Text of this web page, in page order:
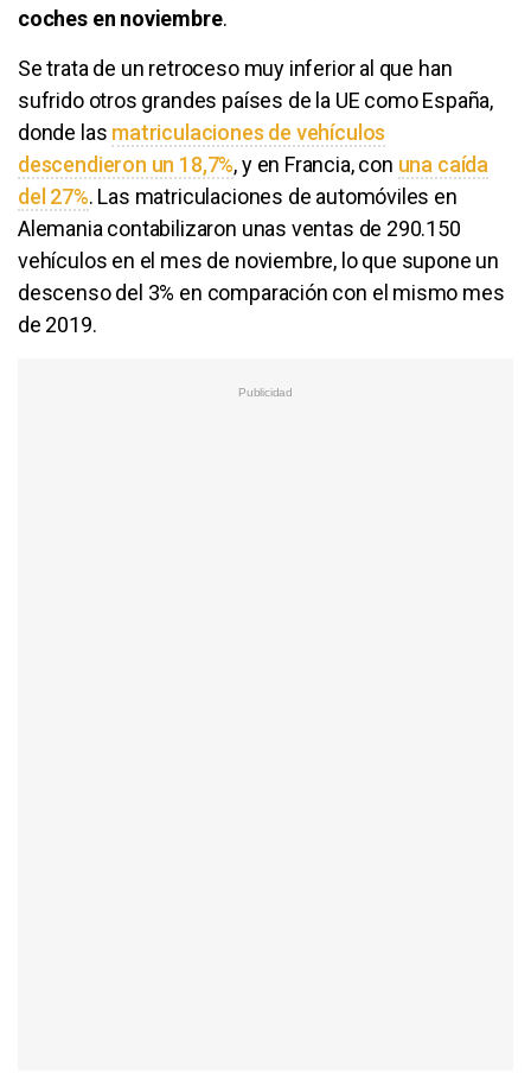
coches en noviembre.
Se trata de un retroceso muy inferior al que han
sufrido otros grandes países de la UE como España,
donde las matriculaciones de vehículos
descendieron un 18,7%, y en Francia, con una caída
del 27%. Las matriculaciones de automóviles en
Alemania contabilizaron unas ventas de 290.150
vehículos en el mes de noviembre, lo que supone un
descenso del 3% en comparación con el mismo mes
de 2019.